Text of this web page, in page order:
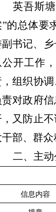
英吾斯
”的总体要
书记、
公开工作
组织协
对政府信
又防止
部、群众
二、主
信息内容